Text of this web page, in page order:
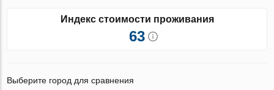
Индекс стоимости проживания
63
Выберите город для сравнения